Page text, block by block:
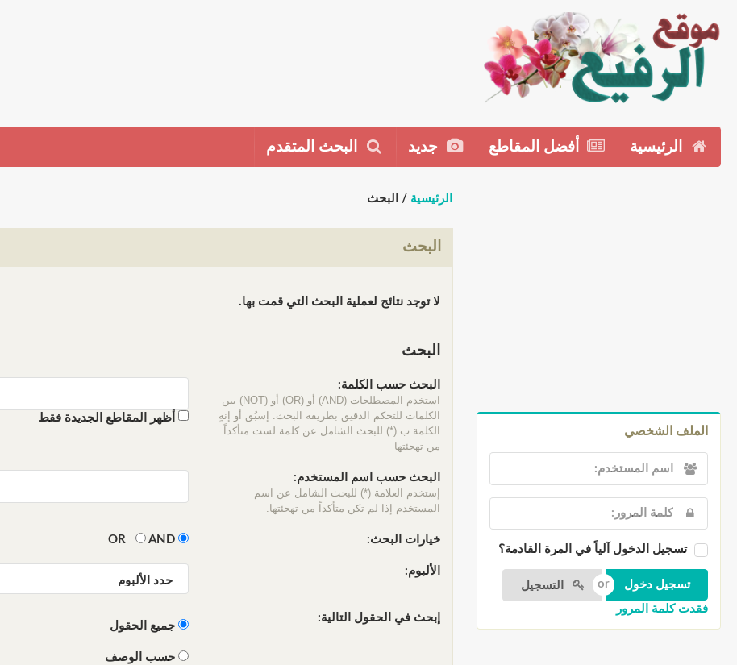
الرئيسية أفضل المقاطع جديد البحث المتقدم
الملف الشخصي
تسجيل الدخول آلياً في المرة القادمة؟
التسجيل
فقدت كلمة المرور
الرئيسية / البحث
البحث
لا توجد نتائج لعملية البحث التي قمت بها.
البحث
البحث حسب الكلمة:
استخدم المصطلحات (AND) أو (OR) أو (NOT) بين
الكلمات للتحكم الدقيق بطريقة البحث. إسبُق أو إنهٍ
الكلمة ب (*) للبحث الشامل عن كلمة لست متأكداً
من تهجئتها
أظهر المقاطع الجديدة فقط
البحث حسب اسم المستخدم:
إستخدم العلامة (*) للبحث الشامل عن اسم
المستخدم إذا لم تكن متأكداً من تهجئتها.
خيارات البحث: OR
AND
الألبوم:
إبحث في الحقول التالية:
جميع الحقول
حسب الوصف